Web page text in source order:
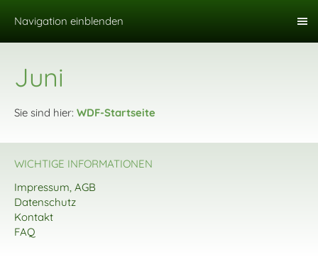
Navigation einblenden
Juni
Sie sind hier: WDF-Startseite
WICHTIGE INFORMATIONEN
Impressum, AGB
Datenschutz
Kontakt
FAQ